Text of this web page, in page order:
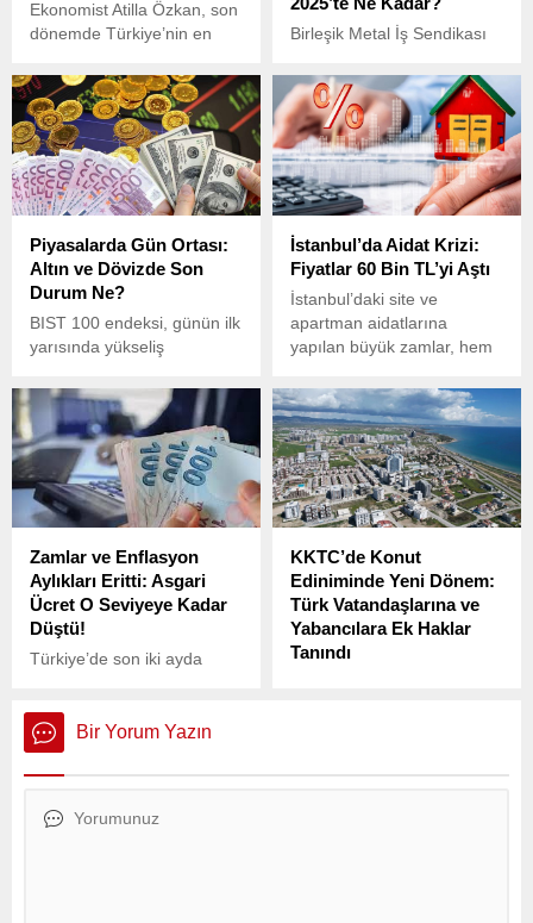
Ekonomist Atilla Özkan, son
dönemde Türkiye’nin en
maddelerinden biri haline
gelen enflasyon hakkında
dikkat çeken bir açıklamada
bulundu.
Birleşik Metal İş Sendikası
(BİSAM), Şubat 2025
dönemine ait “Açlık ve
Yoksulluk Sınırı” raporunu
yayımladı.
Piyasalarda Gün Ortası:
Altın ve Dövizde Son
Durum Ne?
BIST 100 endeksi, günün ilk
yarısında yükseliş
saat 13.00 itibarıyla önceki
kapanışa göre 20,33 puan
(yüzde 0,20) artışla
10.021,06 puana yükseldi.
İstanbul’da Aidat Krizi:
Fiyatlar 60 Bin TL’yi Aştı
İstanbul’daki site ve
apartman aidatlarına
yapılan büyük zamlar, hem
kiracıları zor durumda
bırakıyor.
Zamlar ve Enflasyon
Aylıkları Eritti: Asgari
Ücret O Seviyeye Kadar
Düştü!
Türkiye’de son iki ayda
artışlarıyla birlikte
milyonlarca emekli, asgari
ücretli, işçi ve memurun
KKTC’de Konut
Ediniminde Yeni Dönem:
Türk Vatandaşlarına ve
Yabancılara Ek Haklar
Tanındı
(KKTC) konut edinme
Bir Yorum Yazın